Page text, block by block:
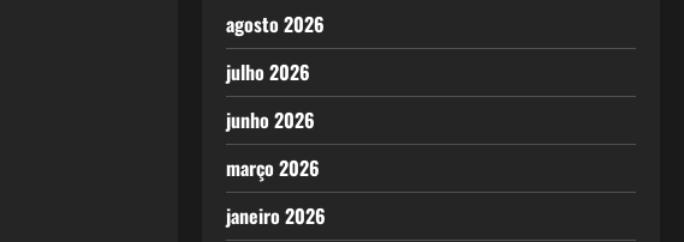
agosto 2026
julho 2026
junho 2026
março 2026
janeiro 2026